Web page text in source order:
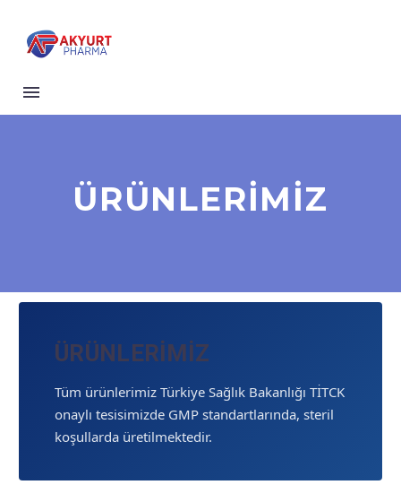
ÜRÜNLERİMİZ
ÜRÜNLERIMIZ
Tüm ürünlerimiz Türkiye Sağlık Bakanlığı TİTCK
onaylı tesisimizde GMP standartlarında, steril
koşullarda üretilmektedir.